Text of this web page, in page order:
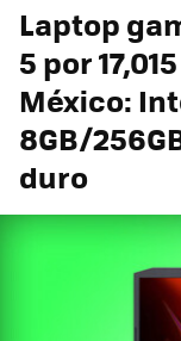
Laptop
5 por
México:
8GB/
duro